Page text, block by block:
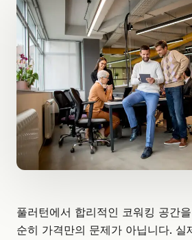
풀러턴에서 합리적인 코워킹 공간
순히 가격만의 문제가 아닙니다. 실